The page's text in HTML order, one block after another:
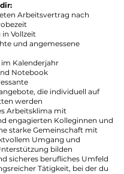
Arbeitsvertrag nach
in Vollzeit
und angemessene
Kalenderjahr
Notebook
die individuell auf
werden
Arbeitsklima mit
engagierten Kolleginnen und
starke Gemeinschaft mit
Umgang und
bilden
sicheres berufliches Umfeld
Tätigkeit, bei der du